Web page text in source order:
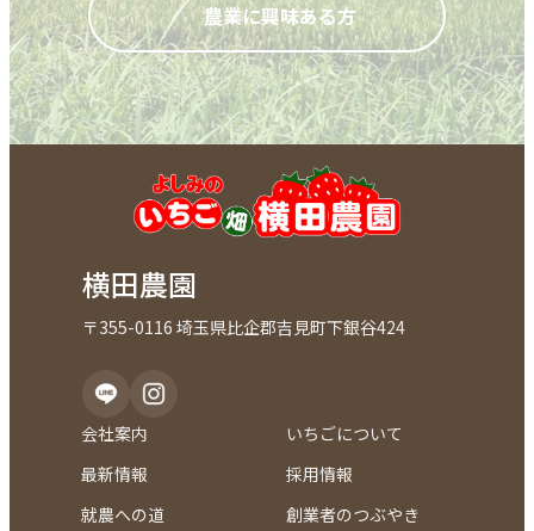
農業に興味ある方
横田農園
〒355-0116 埼玉県比企郡吉見町下銀谷424
会社案内
いちごについて
最新情報
採用情報
就農への道
創業者のつぶやき